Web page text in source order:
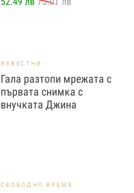
ИЗВЕСТНИ
Гала разтопи мрежата с
първата снимка с
внучката Джина
СВОБОДНО ВРЕМЕ